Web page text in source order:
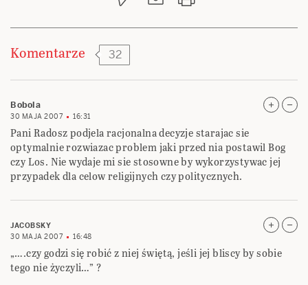
Komentarze 32
Bobola
30 MAJA 2007 16:31
Pani Radosz podjela racjonalna decyzje starajac sie
optymalnie rozwiazac problem jaki przed nia postawil Bog
czy Los. Nie wydaje mi sie stosowne by wykorzystywac jej
przypadek dla celow religijnych czy politycznych.
JACOBSKY
30 MAJA 2007
16:48
„….czy godzi się robić z niej świętą, jeśli jej bliscy by sobie
tego nie życzyli…” ?